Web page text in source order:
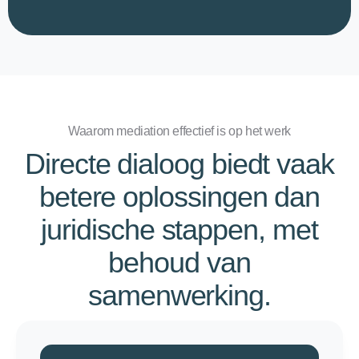
Waarom mediation effectief is op het werk
Directe dialoog biedt vaak
betere oplossingen dan
juridische stappen, met
behoud van
samenwerking.